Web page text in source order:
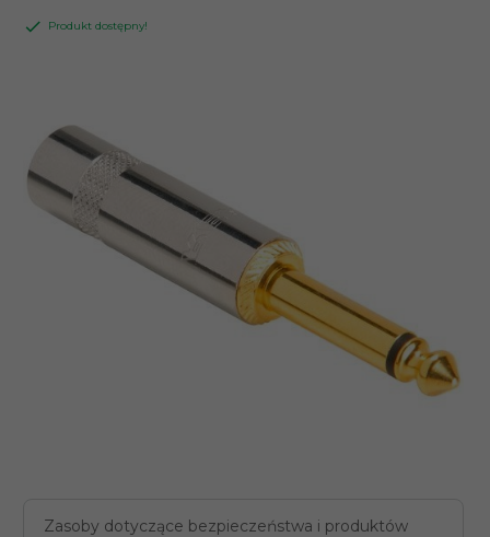
Zasoby dotyczące bezpieczeństwa i produktów
Produkt dostępny!